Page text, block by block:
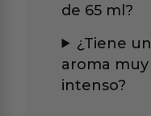
de 65 ml?
¿Tiene un
aroma muy
intenso?